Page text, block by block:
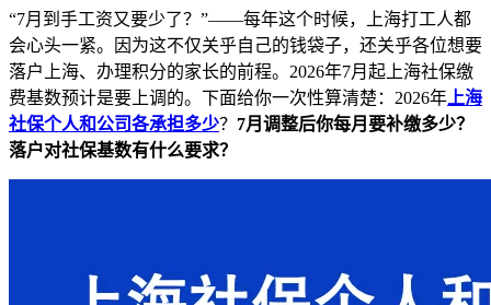
“7月到手工资又要少了？”——每年这个时候，上海打工人都
会心头一紧。因为这不仅关乎自己的钱袋子，还关乎各位想要
落户上海、办理积分的家长的前程。2026年7月起上海社保缴
费基数预计是要上调的。下面给你一次性算清楚：2026年 上海
社保个人和公司各承担多少？ 7月调整后你每月要补缴多少？
落户对社保基数有什么要求？